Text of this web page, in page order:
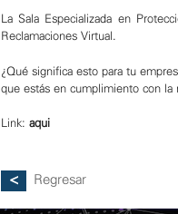
La Sala Especializada en
Reclamaciones Virtual.
¿Qué significa esto para tu
que estás en cumplimiento con la
Link: aqui
Regresar